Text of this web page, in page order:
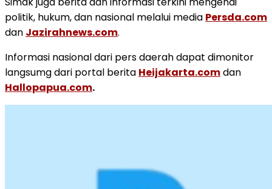
politik, hukum, dan nasional melalui media Persda.com
dan Jazirahnews.com.
Informasi nasional dari pers daerah dapat dimonitor
langsumg dari portal berita Heijakarta.comdan
Hallopapua.com.